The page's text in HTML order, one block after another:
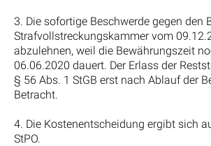
3. Die sofortige Beschwerde gegen den
Strafvollstreckungskammer vom
abzulehnen, weil die Bewährungszeit
06.06.2020 dauert. Der Erlass der
§ 56 Abs. 1 StGB erst nach Ablauf der
Betracht.
4. Die Kostenentscheidung ergibt sich
StPO.